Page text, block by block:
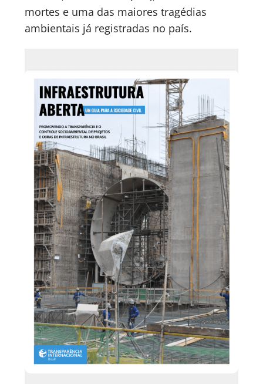
mortes e uma das maiores tragédias
ambientais já registradas no país.